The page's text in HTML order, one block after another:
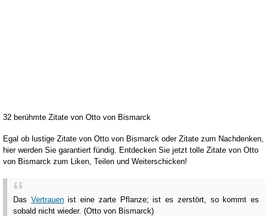
32 berühmte Zitate von Otto von Bismarck
Egal ob lustige Zitate von Otto von Bismarck oder Zitate zum Nachdenken,
hier werden Sie garantiert fündig. Entdecken Sie jetzt tolle Zitate von Otto
von Bismarck zum Liken, Teilen und Weiterschicken!
Das Vertrauenist eine zarte Pflanze; ist es zerstört, so kommt es
sobald nicht wieder. (Otto von Bismarck)